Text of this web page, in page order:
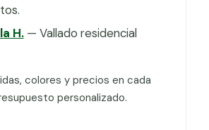
H.— Vallado residencial
colores y precios en cada
personalizado.